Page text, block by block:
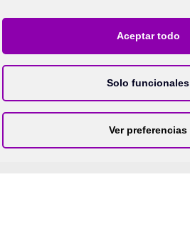
Aceptar todo
Solo funcionales
Ver preferencias
Política de Privacidad
Créditos